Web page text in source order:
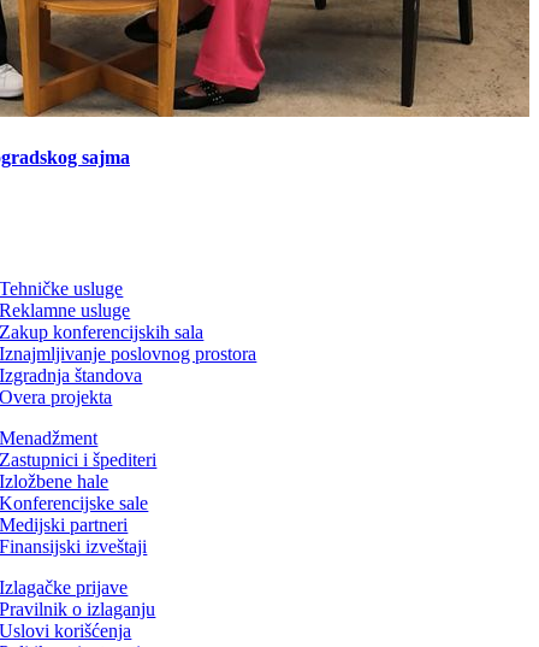
sajma
Tehničke usluge
Reklamne usluge
Zakup konferencijskih sala
Iznajmljivanje poslovnog prostora
Izgradnja štandova
Overa projekta
Menadžment
Zastupnici i špediteri
Izložbene hale
Konferencijske sale
Medijski partneri
Finansijski izveštaji
Izlagačke prijave
Pravilnik o izlaganju
Uslovi korišćenja